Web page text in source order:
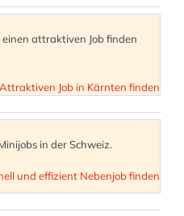
attraktiven Job finden
Job in Kärnten finden
in der Schweiz.
und effizient Nebenjob finden